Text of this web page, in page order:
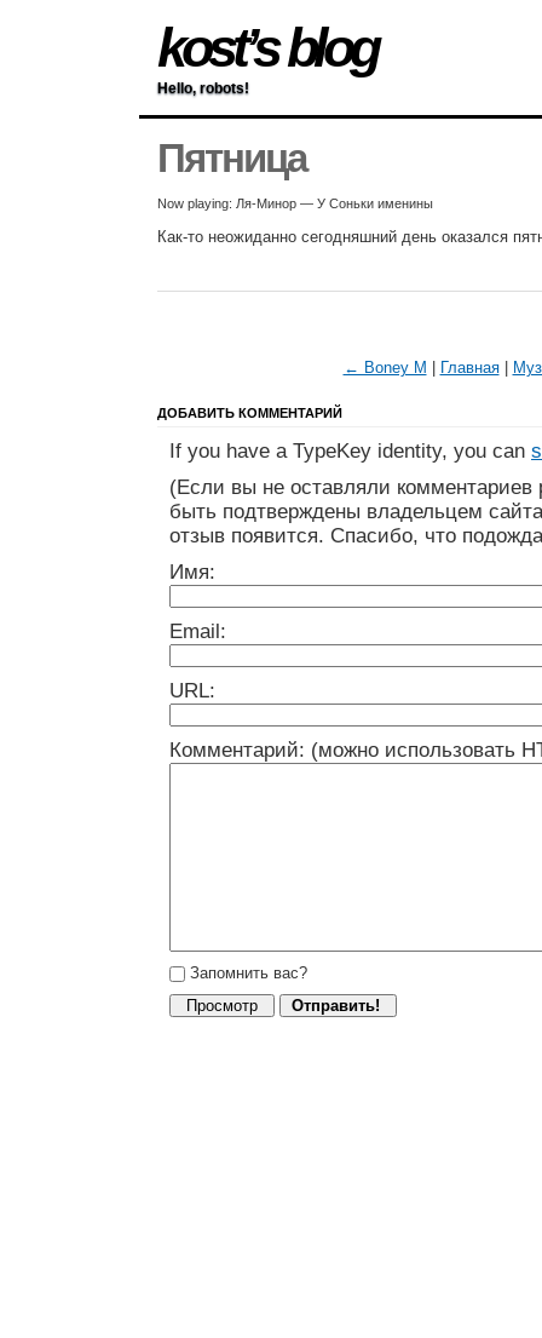
kost’s blog
Hello, robots!
Пятница
Now playing: Ля-Минор — У Соньки именины
Как-то неожиданно сегодняшний день оказался
← Boney M Главная|
ДОБАВИТЬ КОММЕНТАРИЙ
If you have a TypeKey identity, you can
(Если вы не оставляли
быть подтверждены владельцем
отзыв появится. Спасибо, что
Имя:
Email:
URL:
Комментарий: (можно использовать
Запомнить вас?